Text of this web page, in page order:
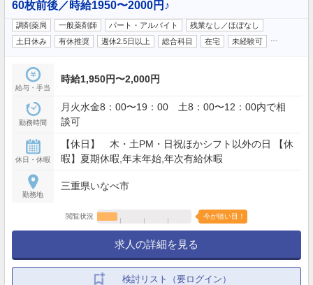
60枚前後／時給1950〜2000円♪
調剤薬局 一般薬剤師 パート・アルバイト
残業なし／ほぼなし
土日休み
有休推奨 週休2.5日以上 総合科目 在宅 未経験可
給与・手当
時給1,950円〜2,000円
勤務時間
月火水金8：00〜19：00 土8：00〜12：00内で相
談可
休日・休暇
【休日】 木・土PM・日祝ほかシフト以外の日 【休
暇】夏期休暇,年末年始,年次有給休暇
勤務地
三重県いなべ市
閲覧状況 今が狙い目！
求人の詳細を見る
検討リスト（要ログイン）